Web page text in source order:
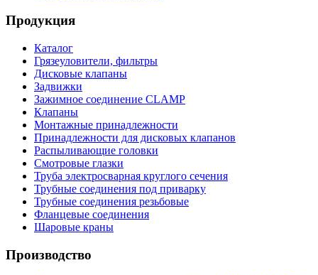
Продукция
Каталог
Грязеуловители, фильтры
Дисковые клапаны
Задвижки
Зажимное соединение CLAMP
Клапаны
Монтажные принадлежности
Принадлежности для дисковых клапанов
Распыливающие головки
Смотровые глазки
Труба электросварная круглого сечения
Трубные соединения под приварку
Трубные соединения резьбовые
Фланцевые соединения
Шаровые краны
Производство